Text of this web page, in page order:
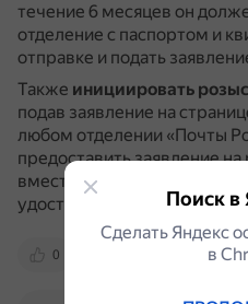
течение 6 месяцев он
отделение с паспортом и
отправке и подать
Также инициировать
подав заявление на
любом отделении «Почты
предоставить заявление
вместе с отправлением,
удостоверение личности.
0 otvet.mail.ru
Поиск в
Сделать Яндекс
в